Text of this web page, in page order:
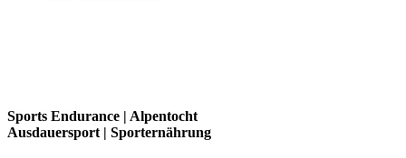
Sports Endurance | Alpentocht
Ausdauersport | Sporternährung